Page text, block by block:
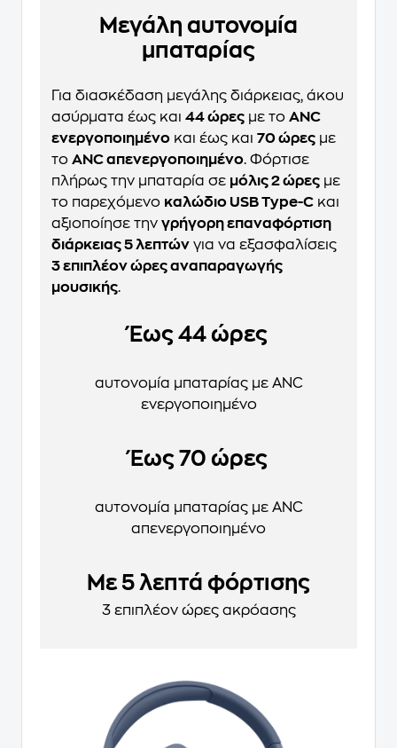
Μεγάλη αυτονομία
μπαταρίας
Για διασκέδαση μεγάλης διάρκειας, άκου
ασύρματα έως και 44 ώρες με το ANC
ενεργοποιημένο και έως και 70 ώρες με
το ANC απενεργοποιημένο. Φόρτισε
πλήρως την μπαταρία σε μόλις 2 ώρες με
το παρεχόμενο καλώδιο USB Type-C και
αξιοποίησε την γρήγορη επαναφόρτιση
διάρκειας 5 λεπτών για να εξασφαλίσεις
3 επιπλέον ώρες αναπαραγωγής
μουσικής.
Έως 44 ώρες
αυτονομία μπαταρίας με ANC
ενεργοποιημένο
Έως 70 ώρες
αυτονομία μπαταρίας με ANC
απενεργοποιημένο
Με 5 λεπτά φόρτισης
3 επιπλέον ώρες ακρόασης